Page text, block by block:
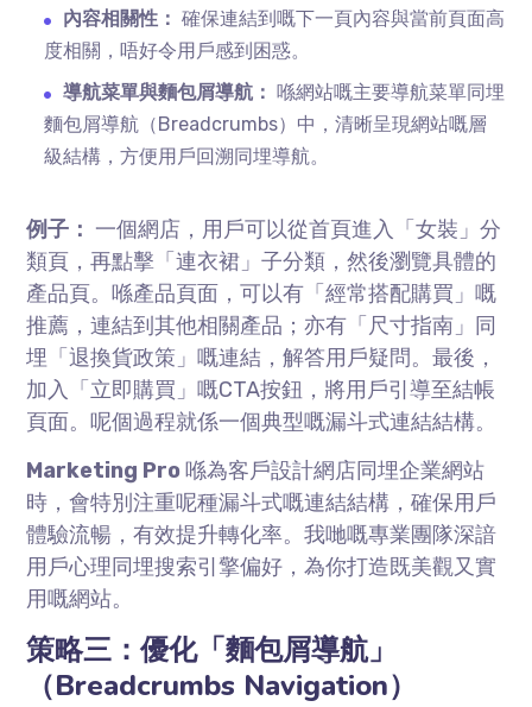
內容相關性： 確保連結到嘅下一頁內容與當前頁面高
度相關，唔好令用戶感到困惑。
導航菜單與麵包屑導航： 喺網站嘅主要導航菜單同埋
麵包屑導航（Breadcrumbs）中，清晰呈現網站嘅層
級結構，方便用戶回溯同埋導航。
例子： 一個網店，用戶可以從首頁進入「女裝」分
類頁，再點擊「連衣裙」子分類，然後瀏覽具體的
產品頁。喺產品頁面，可以有「經常搭配購買」嘅
推薦，連結到其他相關產品；亦有「尺寸指南」同
埋「退換貨政策」嘅連結，解答用戶疑問。最後，
加入「立即購買」嘅CTA按鈕，將用戶引導至結帳
頁面。呢個過程就係一個典型嘅漏斗式連結結構。
Marketing Pro喺為客戶設計網店同埋企業網站
時，會特別注重呢種漏斗式嘅連結結構，確保用戶
體驗流暢，有效提升轉化率。我哋嘅專業團隊深諳
用戶心理同埋搜索引擎偏好，為你打造既美觀又實
用嘅網站。
策略三：優化「麵包屑導航」
（Breadcrumbs Navigation）